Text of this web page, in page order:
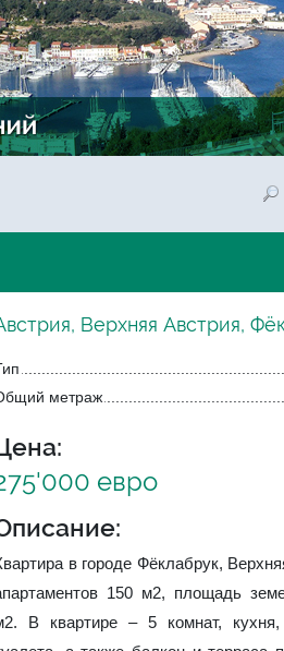
Верхняя Австрия,
метраж
евро
в городе Фёклабрук,
150 м2, площадь
В квартире – 5 комнат,